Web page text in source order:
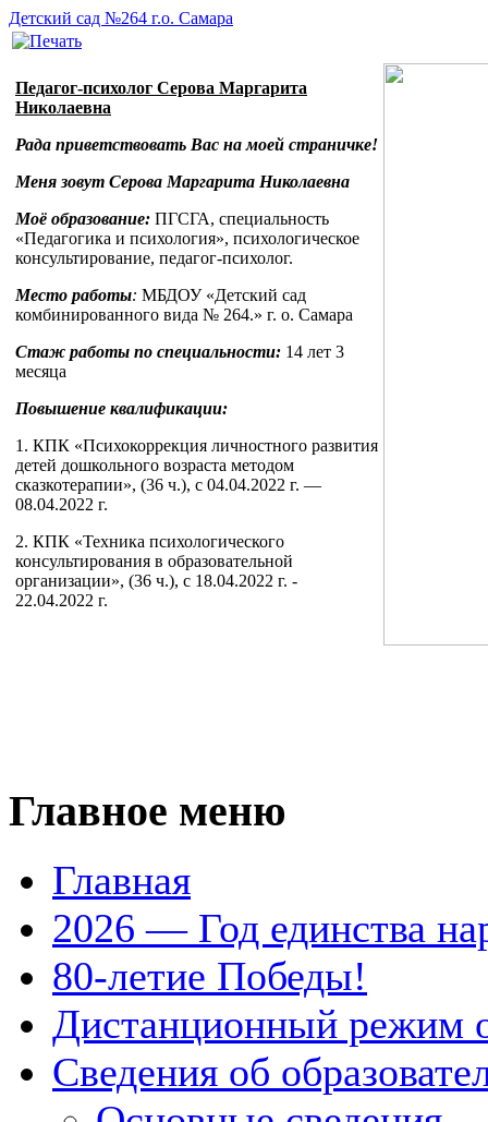
Детский сад №264 г.о. Самара
Педагог-психолог Серова Маргарита
Николаевна
Рада приветствовать Вас на моей страничке!
Меня зовут Серова Маргарита Николаевна
Моё образование: ПГСГА, специальность
«Педагогика и психология», психологическое
консультирование, педагог-психолог.
Место работы: МБДОУ «Детский сад
комбинированного вида № 264.» г. о. Самара
Стаж работы по специальности: 14 лет 3
месяца
Повышение квалификации:
1. КПК «Психокоррекция личностного развития
детей дошкольного возраста методом
сказкотерапии», (36 ч.), с 04.04.2022 г. —
08.04.2022 г.
2. КПК «Техника психологического
консультирования в образовательной
организации», (36 ч.), с 18.04.2022 г. -
22.04.2022 г.
Главное меню
Главная
2026 — Год единства
80-летие Победы!
Дистанционный режим
Сведения об